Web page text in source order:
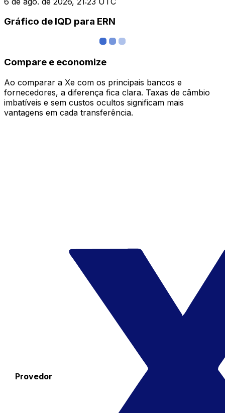
Gráfico de IQD para ERN
Compare e economize
Ao comparar a Xe com os principais bancos e
fornecedores, a diferença fica clara. Taxas de câmbio
imbatíveis e sem custos ocultos significam mais
vantagens em cada transferência.
Provedor